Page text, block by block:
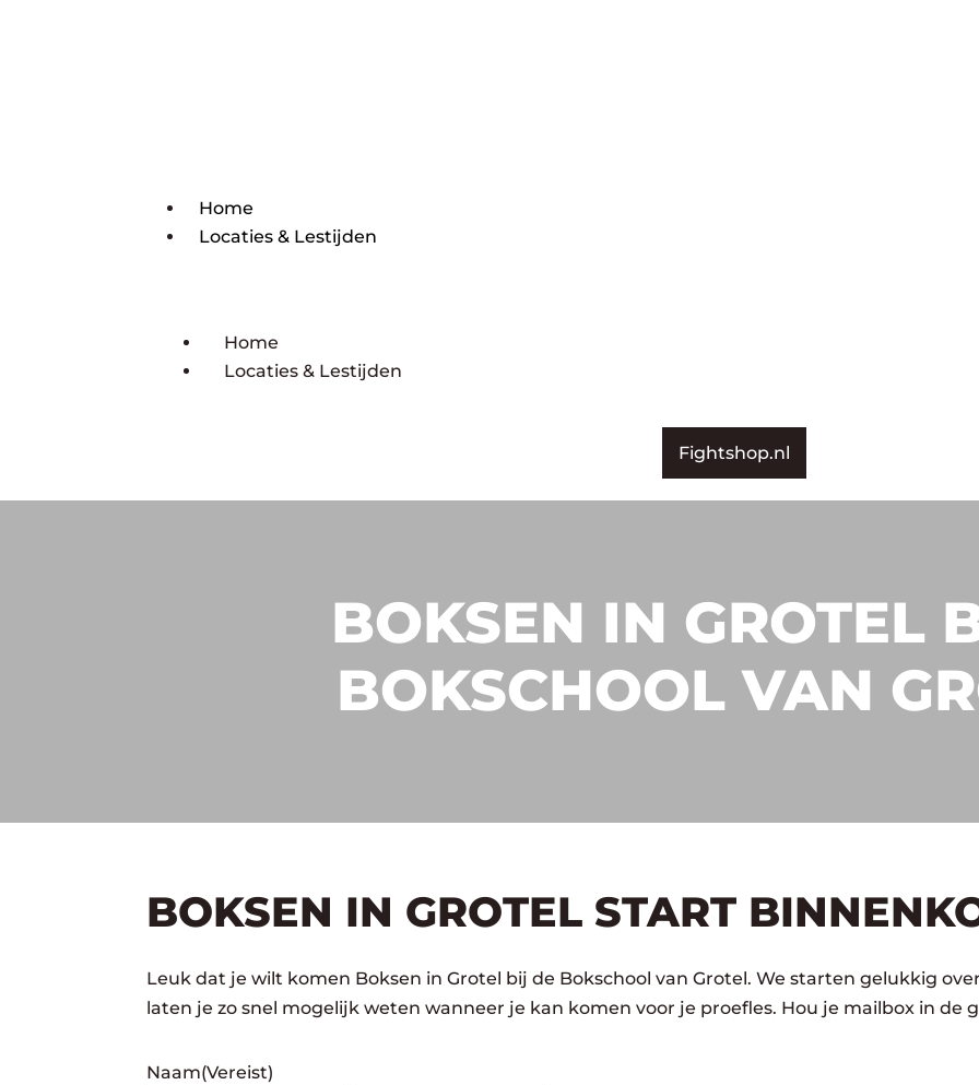
Home
Locaties & Lestijden
Home
Locaties & Lestijden
Fightshop.nl
BOKSEN IN GROTEL
BOKSCHOOL VAN
BOKSEN IN GROTEL START
Leuk dat je wilt komen Boksen in Grotel bij de Bokschool van Grotel. We starten gelukkig
laten je zo snel mogelijk weten wanneer je kan komen voor je proefles. Hou je mailbox in de
Naam(Vereist)